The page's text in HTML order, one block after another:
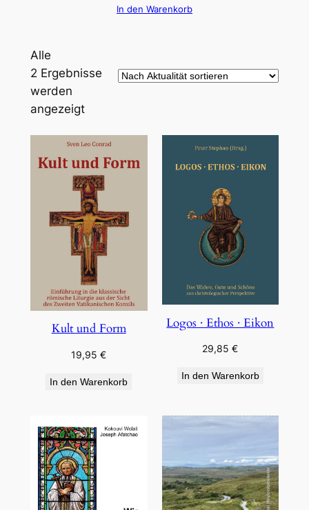
In den Warenkorb
Alle
2 Ergebnisse
werden
angezeigtNach
sortiert
Kult und Form
19,95€
In den Warenkorb
Logos · Ethos · Eikon
29,85€
In den Warenkorb